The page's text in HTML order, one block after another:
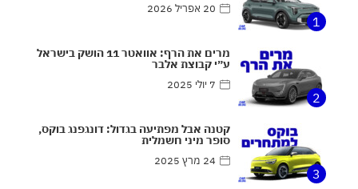
1
20 אפריל 2026
2
מרים את הרף: אוואטר 11 הושק בישראל
ע״י קבוצת אלבר
7 יולי 2025
3
קטנה אבל מפתיעה בגדול: דונגפנג בוקס,
סופר מיני חשמלית
24 מרץ 2025